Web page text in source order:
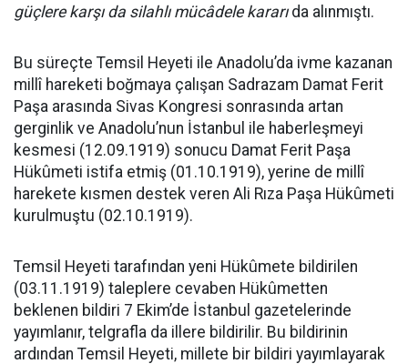
güçlere karşı da silahlı mücâdele kararıda alınmıştı.
Bu süreçte Temsil Heyeti ile Anadolu’da ivme kazanan
millî hareketi boğmaya çalışan Sadrazam Damat Ferit
Paşa arasında Sivas Kongresi sonrasında artan
gerginlik ve Anadolu’nun İstanbul ile haberleşmeyi
kesmesi (12.09.1919) sonucu Damat Ferit Paşa
Hükûmeti istifa etmiş (01.10.1919), yerine de millî
harekete kısmen destek veren Ali Rıza Paşa Hükûmeti
kurulmuştu (02.10.1919).
Temsil Heyeti tarafından yeni Hükûmete bildirilen
(03.11.1919) taleplere cevaben Hükûmetten
beklenen bildiri 7 Ekim’de İstanbul gazetelerinde
yayımlanır, telgrafla da illere bildirilir. Bu bildirinin
ardından Temsil Heyeti, millete bir bildiri yayımlayarak